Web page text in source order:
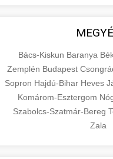
Bács-Kiskun Baranya
Zemplén Budapest
Sopron Hajdú-Bihar Heves
Komárom-Esztergom
Szabolcs-Szatmár-Bereg
Zala